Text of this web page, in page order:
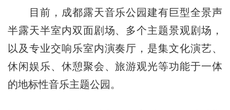
目前，成都露天音乐公园建有巨型全景声
半露天半室内双面剧场、多个主题景观剧场，
以及专业交响乐室内演奏厅，是集文化演艺、
休闲娱乐、休憩聚会、旅游观光等功能于一体
的地标性音乐主题公园。